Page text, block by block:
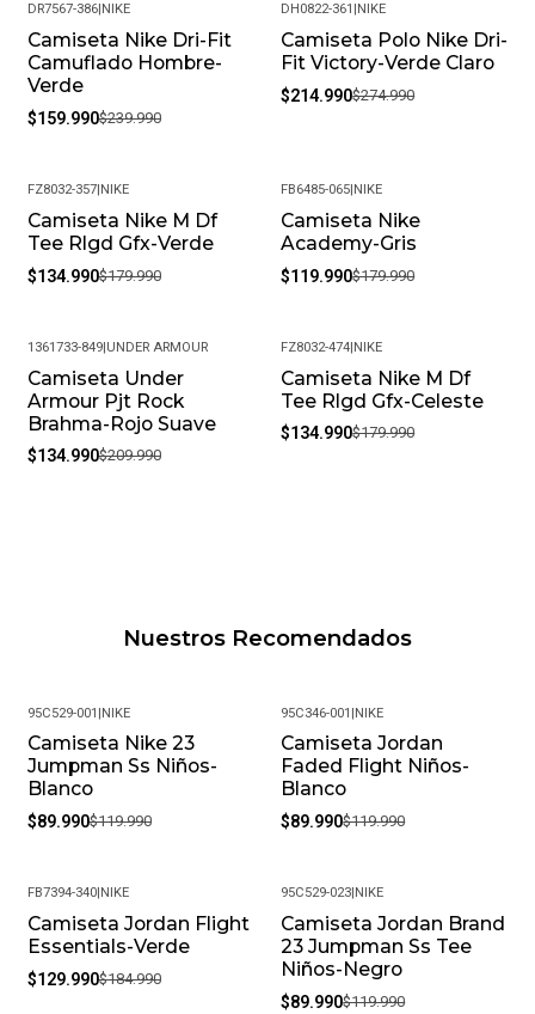
-33%
DR7567-386| NIKE
Camiseta Nike Dri-Fit
Camuflado Hombre-
Verde
$159.990$239.990
-22%
DH0822-361 NIKE
Camiseta Polo Nike Dri-
Fit Victory-Verde Claro
$214.990$274.990
-25%
FZ8032-357| NIKE
Camiseta Nike M Df
Tee Rlgd Gfx-Verde
$134.990$179.990
-33%
FB6485-065 NIKE
Camiseta Nike
Academy-Gris
$119.990$179.990
-36%
1361733-849| UNDER ARMOUR
Camiseta Under
Armour Pjt Rock
Brahma-Rojo Suave
$134.990$209.990
-25%
FZ8032-474 NIKE
Camiseta Nike M Df
Tee Rlgd Gfx-Celeste
$134.990$179.990
Nuestros Recomendados
-25%
95C529-001 |NIKE
Camiseta Nike 23
Jumpman Ss Niños-
Blanco
$89.990$119.990
-25%
95C346-001 |NIKE
Camiseta Jordan
Faded Flight Niños-
Blanco
$89.990$119.990
-30%
FB7394-340| NIKE
Camiseta Jordan Flight
Essentials-Verde
$129.990$184.990
-25%
95C529-023 NIKE
Camiseta Jordan Brand
23 Jumpman Ss Tee
Niños-Negro
$89.990$119.990